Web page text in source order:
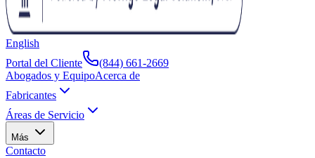
English
Portal del Cliente
(844) 661-2669
Abogados y EquipoAcerca de
Fabricantes
Áreas de Servicio
Más
Contacto